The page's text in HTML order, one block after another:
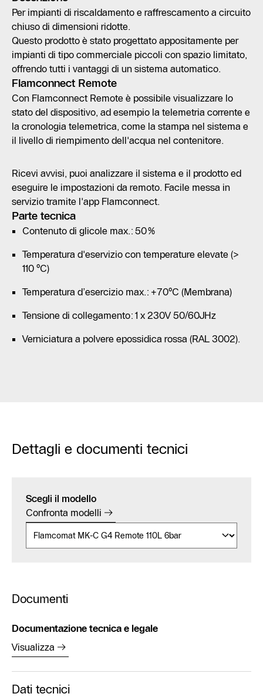
Per impianti di riscaldamento e raffrescamento a circuito
chiuso di dimensioni ridotte.
Questo prodotto è stato progettato appositamente per
impianti di tipo commerciale piccoli con spazio limitato,
offrendo tutti i vantaggi di un sistema automatico.
Flamconnect Remote
Con Flamconnect Remote è possibile visualizzare lo
stato del dispositivo, ad esempio la telemetria corrente e
la cronologia telemetrica, come la stampa nel sistema e
il livello di riempimento dell'acqua nel contenitore.
Ricevi avvisi, puoi analizzare il sistema e il prodotto ed
eseguire le impostazioni da remoto. Facile messa in
servizio tramite l'app Flamconnect.
Parte tecnica
Contenuto di glicole max.: 50%
Temperatura d'eservizio con temperature elevate (>
110 °C)
Temperatura d’esercizio max.: +70°C (Membrana)
Tensione di collegamento: 1 x 230V 50/60JHz
Verniciatura a polvere epossidica rossa (RAL 3002).
Dettagli e documenti tecnici
Scegli il modello
Confronta modelli
Documenti
Documentazione tecnica e legale
Visualizza
Dati tecnici